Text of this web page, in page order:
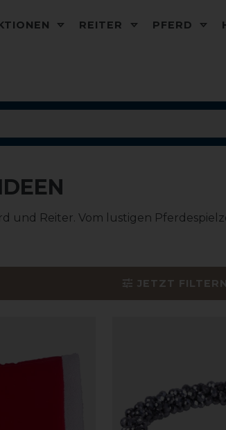
REITER PFERD
und Reiter. Vom lustigen
JETZT FILTERN